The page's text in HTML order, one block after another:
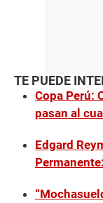
TE PUEDE
Copa Perú:
pasan al
Edgard